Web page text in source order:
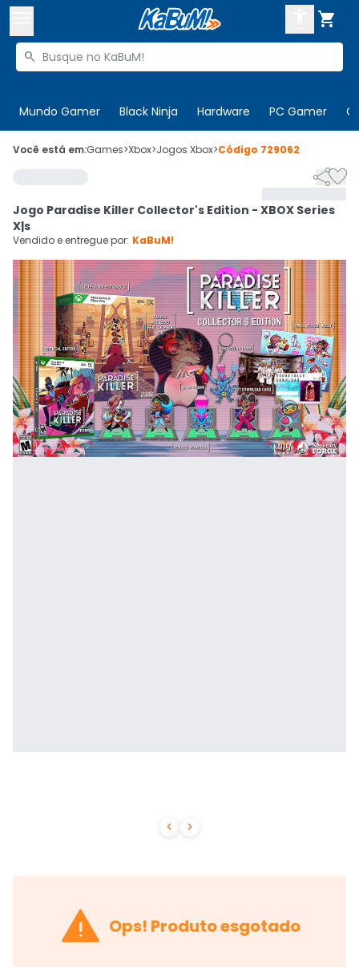

Buscar produtos

Mundo Gamer Black Ninja Hardware PC Gamer
 Olá. Acesse sua conta
Cupons
 Ativar tradutor em libras
CADASTRE-SE
Você está em:Games>Xbox>Jogos Xbox>Código 729062
 

Jogo Paradise Killer Collector's Edition - XBOX Series
X|s
Vendido e entregue por: KaBuM!
 Ops! Produto esgotado